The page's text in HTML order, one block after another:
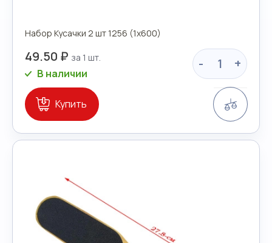
Набор Кусачки 2 шт 1256 (1х600)
49.50 ₽ - +
В наличии
Купить